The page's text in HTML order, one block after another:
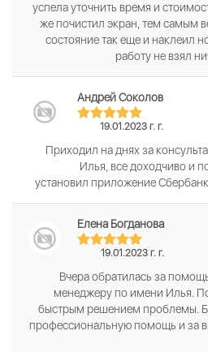
успела уточнить время и
же почистил экран, тем самым
состояние так еще и наклеил
работу не взял
Андрей Соколов
19.01.2023 г. г.
Приходил на днях за
Илья, все доходчиво и
установил приложение
Елена Богданова
19.01.2023 г. г.
Вчера обратилась за
менеджеру по имени Илья.
быстрым решением проблемы.
профессиональную помощь и за